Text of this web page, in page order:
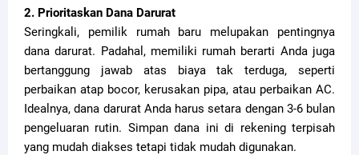
2. Prioritaskan Dana Darurat
Seringkali, pemilik rumah baru melupakan pentingnya
dana darurat. Padahal, memiliki rumah berarti Anda juga
bertanggung jawab atas biaya tak terduga, seperti
perbaikan atap bocor, kerusakan pipa, atau perbaikan AC.
Idealnya, dana darurat Anda harus setara dengan 3-6 bulan
pengeluaran rutin. Simpan dana ini di rekening terpisah
yang mudah diakses tetapi tidak mudah digunakan.